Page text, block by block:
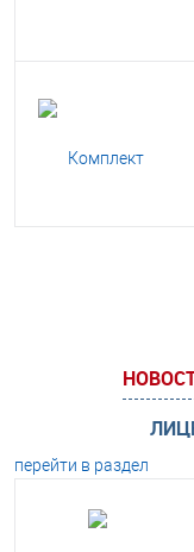
перейти в раздел